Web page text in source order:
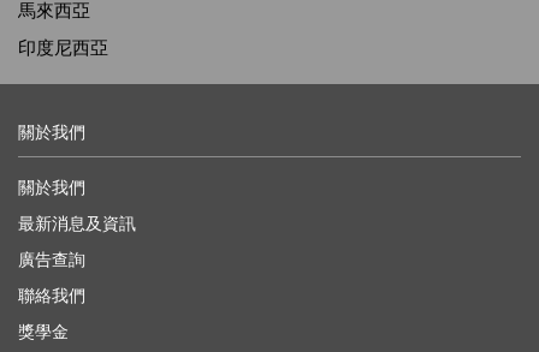
馬來西亞
印度尼西亞
關於我們
關於我們
最新消息及資訊
廣告查詢
聯絡我們
獎學金